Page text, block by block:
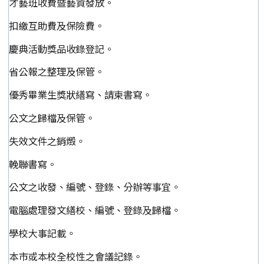
扣繳互助費及保險費。
慶典活動獎品收錄登記。
省公報之整理及保管。
優秀畢業生獎狀繕寫、請柬書寫。
公文之歸檔及保管。
失效文件之銷燬。
輓聯書寫。
公文之收發、編號、登錄、分辦等事宜。
電腦處理發文繕校、編號、登錄及歸檔。
學校大事記載。
本市或本校全校性之會議記錄。